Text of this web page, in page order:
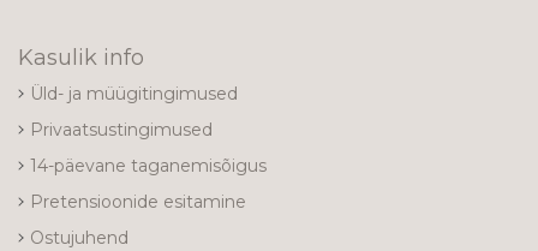
Kasulik info
Üld- ja müügitingimused
Privaatsustingimused
14-päevane taganemisõigus
Pretensioonide esitamine
Ostujuhend